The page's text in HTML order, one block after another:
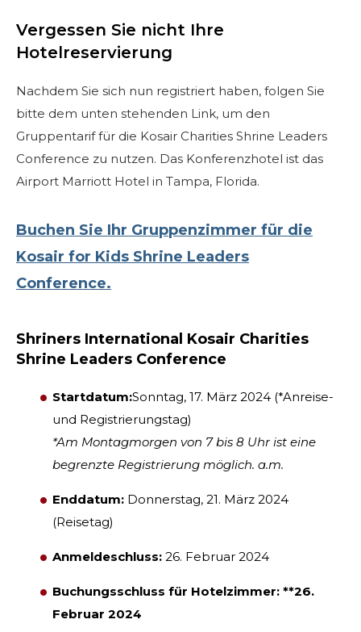
Definieren Sie Ihren Weg
Unsere Verbindung mit Freemasonry
Erlebe die Bruderschaft
Kapitel
Nachrichten und Veranstaltungen
Ausbildung
SIEF Programme
Vergessen Sie nicht Ihre
Hotelreservierung
Nachdem Sie sich nun registriert haben, folgen Sie
bitte dem unten stehenden Link, um den
Gruppentarif für die Kosair Charities Shrine Leaders
Conference zu nutzen. Das Konferenzhotel ist das
Airport Marriott Hotel in Tampa, Florida.
Buchen Sie Ihr Gruppenzimmer für die
Kosair for Kids Shrine Leaders
Conference.
Shriners International Kosair Charities
Shrine Leaders Conference
Startdatum:Sonntag, 17. März 2024 (*Anreise-
und Registrierungstag)
*Am Montagmorgen von 7 bis 8 Uhr ist eine
begrenzte Registrierung möglich. a.m.
Enddatum: Donnerstag, 21. März 2024
(Reisetag)
Anmeldeschluss: 26. Februar 2024
Buchungsschluss für Hotelzimmer: **26.
Februar 2024